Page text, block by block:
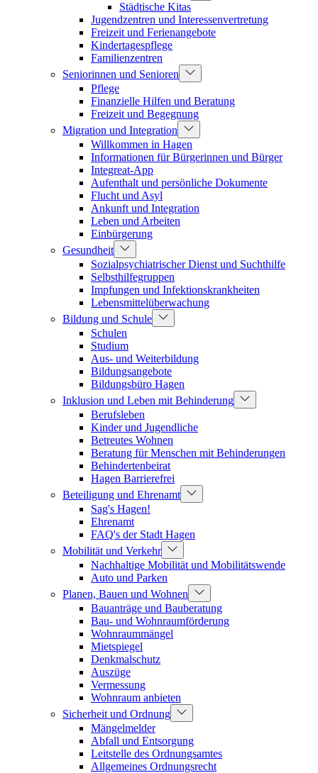
Städtische Kitas
Jugendzentren und Interessenvertretung
Freizeit und Ferienangebote
Kindertagespflege
Familienzentren
Seniorinnen und Senioren
Pflege
Finanzielle Hilfen und Beratung
Freizeit und Begegnung
Migration und Integration
Willkommen in Hagen
Informationen für Bürgerinnen und Bürger
Integreat-App
Aufenthalt und persönliche Dokumente
Flucht und Asyl
Ankunft und Integration
Leben und Arbeiten
Einbürgerung
Gesundheit
Sozialpsychiatrischer Dienst und Suchthilfe
Selbsthilfegruppen
Impfungen und Infektionskrankheiten
Lebensmittelüberwachung
Bildung und Schule
Schulen
Studium
Aus- und Weiterbildung
Bildungsangebote
Bildungsbüro Hagen
Inklusion und Leben mit Behinderung
Berufsleben
Kinder und Jugendliche
Betreutes Wohnen
Beratung für Menschen mit Behinderungen
Behindertenbeirat
Hagen Barrierefrei
Beteiligung und Ehrenamt
Sag's Hagen!
Ehrenamt
FAQ's der Stadt Hagen
Mobilität und Verkehr
Nachhaltige Mobilität und Mobilitätswende
Auto und Parken
Planen, Bauen und Wohnen
Bauanträge und Bauberatung
Bau- und Wohnraumförderung
Wohnraummängel
Mietspiegel
Denkmalschutz
Auszüge
Vermessung
Wohnraum anbieten
Sicherheit und Ordnung
Mängelmelder
Abfall und Entsorgung
Leitstelle des Ordnungsamtes
Allgemeines Ordnungsrecht